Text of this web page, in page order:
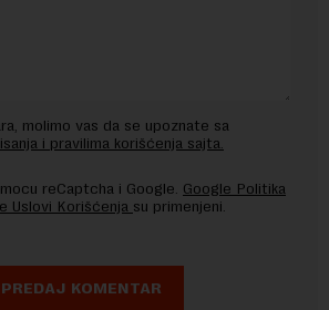
molimo vas da se upoznate sa
i pravilima korišćenja sajta.
reCaptcha i Google. Google Politika
Uslovi Korišćenja su primenjeni.